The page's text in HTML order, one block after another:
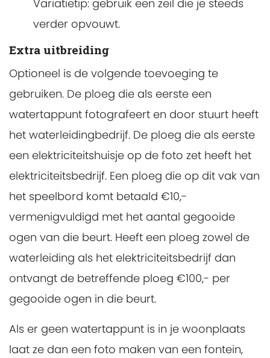
Variatietip: gebruik een zeil die je steeds
verder opvouwt.
Extra uitbreiding
Optioneel is de volgende toevoeging te
gebruiken. De ploeg die als eerste een
watertappunt fotografeert en door stuurt heeft
het waterleidingbedrijf. De ploeg die als eerste
een elektriciteitshuisje op de foto zet heeft het
elektriciteitsbedrijf. Een ploeg die op dit vak van
het speelbord komt betaald €10,-
vermenigvuldigd met het aantal gegooide
ogen van die beurt. Heeft een ploeg zowel de
waterleiding als het elektriciteitsbedrijf dan
ontvangt de betreffende ploeg €100,- per
gegooide ogen in die beurt.
Als er geen watertappunt is in je woonplaats
laat ze dan een foto maken van een fontein,